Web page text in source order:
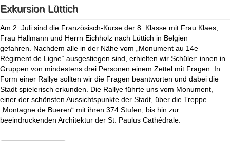
Exkursion Lüttich
Am 2. Juli sind die Französisch-Kurse der 8. Klasse mit Frau Klaes,
Frau Hallmann und Herrn Eichholz nach Lüttich in Belgien
gefahren. Nachdem alle in der Nähe vom „Monument au 14e
Régiment de Ligne“ ausgestiegen sind, erhielten wir Schüler: innen in
Gruppen von mindestens drei Personen einem Zettel mit Fragen. In
Form einer Rallye sollten wir die Fragen beantworten und dabei die
Stadt spielerisch erkunden. Die Rallye führte uns vom Monument,
einer der schönsten Aussichtspunkte der Stadt, über die Treppe
„Montagne de Bueren“ mit ihren 374 Stufen, bis hin zur
beeindruckenden Architektur der St. Paulus Cathédrale.